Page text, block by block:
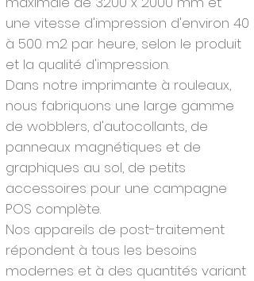
une vitesse d'impression d'environ 40
à 500 m2 par heure, selon le produit
et la qualité d'impression.
Dans notre imprimante à rouleaux,
nous fabriquons une large gamme
de wobblers, d'autocollants, de
panneaux magnétiques et de
graphiques au sol, de petits
accessoires pour une campagne
POS complète.
Nos appareils de post-traitement
répondent à tous les besoins
modernes et à des quantités variant